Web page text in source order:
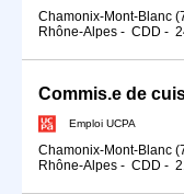
Chamonix-Mont-Blanc
Rhône-Alpes - CDD -
Commis.e de
Emploi UCPA
Chamonix-Mont-Blanc
Rhône-Alpes - CDD -